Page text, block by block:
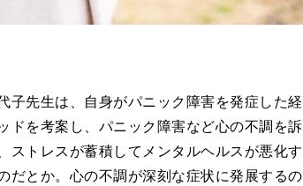
子先生は、自身がパニック障害を発症した経
ドを考案し、パニック障害など心の不調を訴
ストレスが蓄積してメンタルヘルスが悪化す
だとか。心の不調が深刻な症状に発展するの